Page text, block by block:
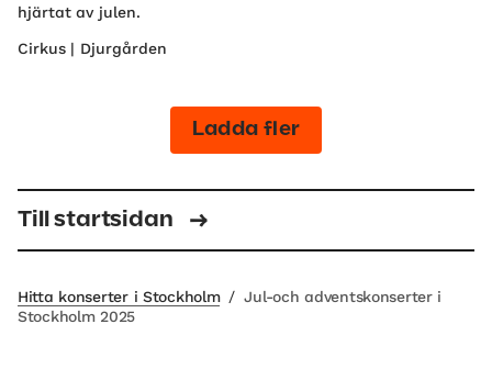
hjärtat av julen.
Cirkus | Djurgården
Ladda fler
Till startsidan
Hitta konserter i Stockholm / Jul-och adventskonserter i
Stockholm 2025